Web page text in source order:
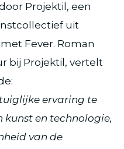
Projektil, een
uit
Fever. Roman
bij Projektil, vertelt
ervaring te
kunst en technologie,
van de